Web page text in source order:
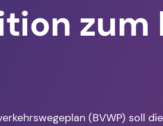
zum
(BVWP) soll